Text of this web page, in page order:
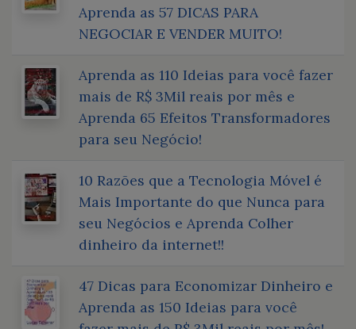
Aprenda as 57 DICAS PARA
NEGOCIAR E VENDER MUITO!
Aprenda as 110 Ideias para você fazer
mais de R$ 3Mil reais por mês e
Aprenda 65 Efeitos Transformadores
para seu Negócio!
10 Razões que a Tecnologia Móvel é
Mais Importante do que Nunca para
seu Negócios e Aprenda Colher
dinheiro da internet!!
47 Dicas para Economizar Dinheiro e
Aprenda as 150 Ideias para você